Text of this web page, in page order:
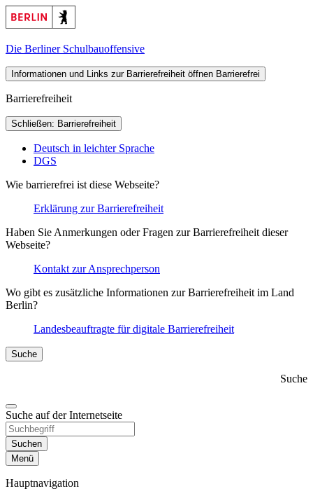
Die Berliner Schulbauoffensive
Informationen und Links zur Barrierefreiheit öffnen Barrierefrei
Barrierefreiheit
Schließen: Barrierefreiheit
Deutsch in leichter Sprache
DGS
Wie barrierefrei ist diese Webseite?
Erklärung zur Barrierefreiheit
Haben Sie Anmerkungen oder Fragen zur Barrierefreiheit dieser
Webseite?
Kontakt zur Ansprechperson
Wo gibt es zusätzliche Informationen zur Barrierefreiheit im Land
Berlin?
Landesbeauftragte für digitale Barrierefreiheit
Suche
Suche
Suche auf der Internetseite
Suchen
Menü
Hauptnavigation